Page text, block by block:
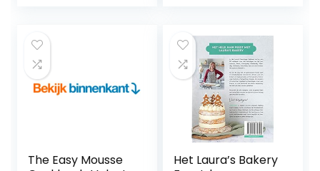
The Easy Mousse
Het Laura’s Bakery